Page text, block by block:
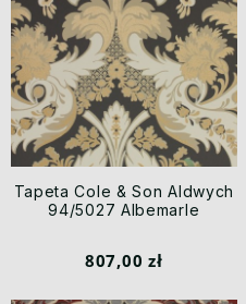
Tapeta Cole & Son Aldwych
94/5027 Albemarle
807,00 zł